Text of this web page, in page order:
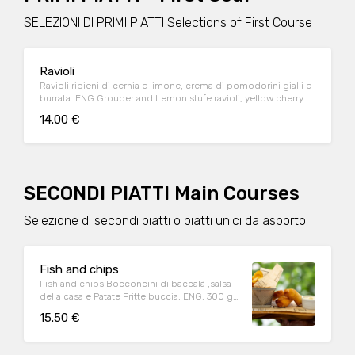
SELEZIONI DI PRIMI PIATTI Selections of First Course
Ravioli
Ravioli ripieni di cernia e limone, crema di pomodorini gialli e
burrata. ENG Grouper and Lemon stufe ravioli, yellow cherry
14.00 €
SECONDI PIATTI Main Courses
Selezione di secondi piatti o piatti unici da asporto
Fish and chips
Fish and chips Bocconcini di baccalà ,salsa
della casa e Patate Fritte buccia. ENG: 300 gr
15.50 €